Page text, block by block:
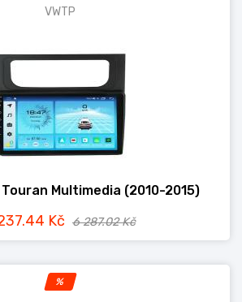
VWTP
Multimedia (2010-2015)
Kč 6 287.02 Kč
%